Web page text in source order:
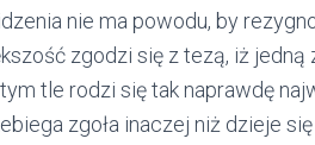
nie ma powodu, by
zgodzi się z tezą, iż
tle rodzi się tak naprawdę
zgoła inaczej niż dzieje